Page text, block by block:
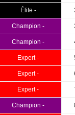
Élite -
Champion -
Champion -
Expert -
Expert -
Expert -
Champion -